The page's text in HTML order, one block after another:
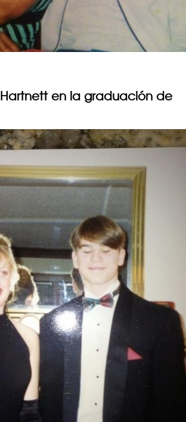
en la graduación de